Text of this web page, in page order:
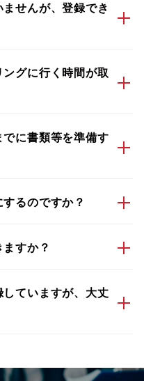
せんが、登録でき
グに行く時間が取
に書類等を準備す
るのですか？
すか？
ていますが、大丈